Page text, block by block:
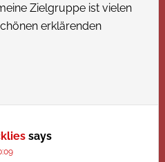
Zielgruppe ist vielen
erklärenden
says